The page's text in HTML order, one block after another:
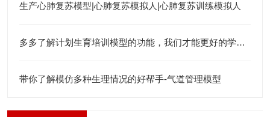
生产心肺复苏模型|心肺复苏模拟人|心肺复苏训练模拟人
多多了解计划生育培训模型的功能，我们才能更好的学习相关知识
带你了解模仿多种生理情况的好帮手-气道管理模型